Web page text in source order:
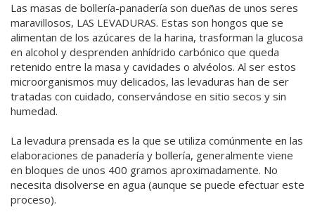
Las masas de bollería-panadería son dueñas de unos seres
maravillosos, LAS LEVADURAS. Estas son hongos que se
alimentan de los azúcares de la harina, trasforman la glucosa
en alcohol y desprenden anhídrido carbónico que queda
retenido entre la masa y cavidades o alvéolos. Al ser estos
microorganismos muy delicados, las levaduras han de ser
tratadas con cuidado, conservándose en sitio secos y sin
humedad.
La levadura prensada es la que se utiliza comúnmente en las
elaboraciones de panadería y bollería, generalmente viene
en bloques de unos 400 gramos aproximadamente. No
necesita disolverse en agua (aunque se puede efectuar este
proceso).